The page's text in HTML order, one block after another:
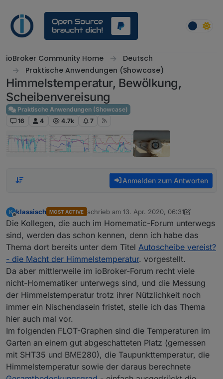
ioBroker Community Home
Deutsch
Praktische Anwendungen (Showcase)
Himmelstemperatur, Bewölkung,
Scheibenvereisung
Praktische Anwendungen (Showcase)
16
4 4.7k 7
Anmelden zum Antworten
K
Offline
klassisch MOST ACTIVE schrieb am 13. Apr. 2020, 06:31
zuletzt editiert von klassisch
Die Kollegen, die auch im Homematic-Forum unterwegs
sind, werden das schon kennen, denn ich habe das
Thema dort bereits unter dem Titel Autoscheibe vereist?
- die Macht der Himmelstemperatur. vorgestellt.
Da aber mittlerweile im ioBroker-Forum recht viele
nicht-Homematiker unterwegs sind, und die Messung
der Himmelstemperatur trotz ihrer Nützlichkeit noch
immer ein Nischendasein fristet, stelle ich das Thema
hier auch mal vor.
Im folgenden FLOT-Graphen sind die Temperaturen im
Garten an einem gut abgeschatteten Platz (gemessen
mit SHT35 und BME280), die Taupunkttemperatur, die
Himmelstemperatur sowie der daraus berechnete